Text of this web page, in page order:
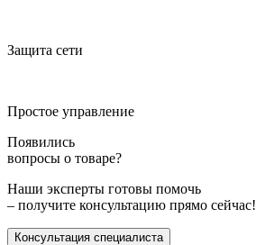
Защита сети
Простое управление
Появились
вопросы о товаре?
Наши эксперты готовы помочь
– получите консультацию прямо сейчас!
Консультация специалиста